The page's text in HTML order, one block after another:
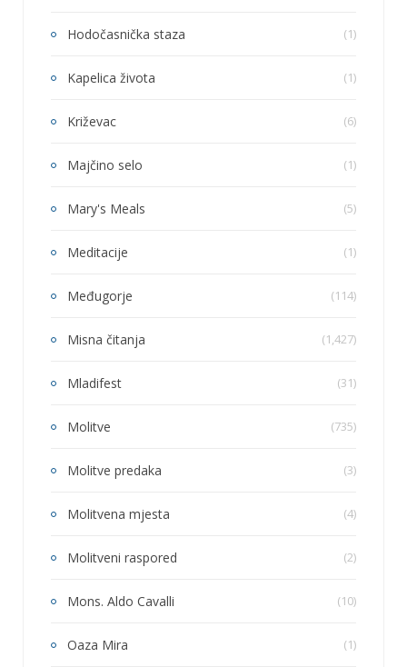
Hodočasnička staza (1)
Kapelica života (1)
Križevac (6)
Majčino selo (1)
Mary's Meals (5)
Meditacije (1)
Međugorje (114)
Misna čitanja (1,427)
Mladifest (31)
Molitve (735)
Molitve predaka (3)
Molitvena mjesta (4)
Molitveni raspored (2)
Mons. Aldo Cavalli (10)
Oaza Mira (1)